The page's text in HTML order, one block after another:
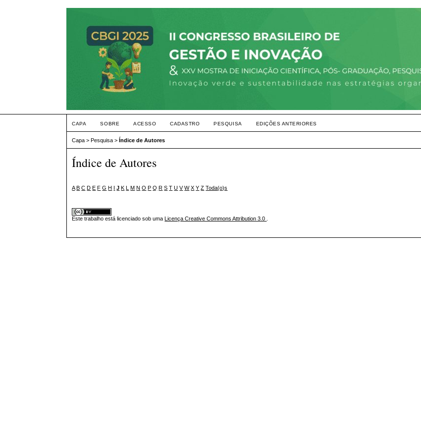
CAPA SOBRE ACESSO CADASTRO PESQUISA EDIÇÕES ANTERIORES
Capa >Pesquisa >Índice de Autores
Índice de Autores
A B C D E F G H I J K L M N O P Q R S T U V W X Y Z Toda(o)s
Este trabalho está licenciado sob umaLicença Creative Commons Attribution 3.0